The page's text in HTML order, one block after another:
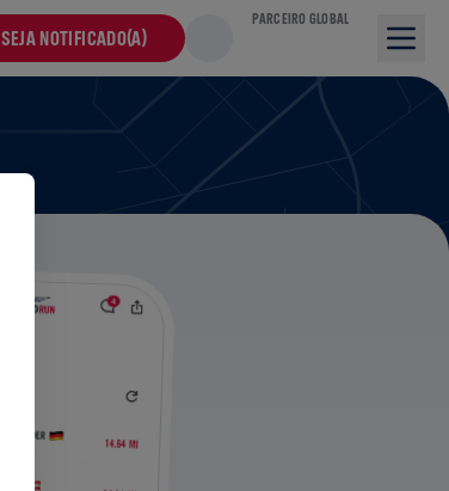
SEJA NOTIFICADO(A)
PARCEIRO GLOBAL